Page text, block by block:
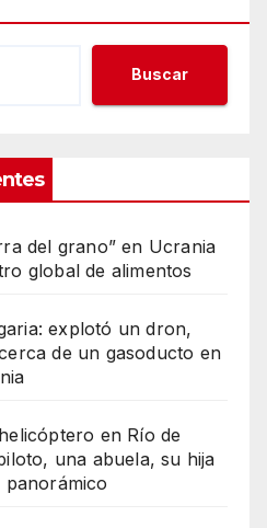
Buscar
del grano” en Ucrania
global de alimentos
explotó un dron,
de un gasoducto en
en Río de
una abuela, su hija